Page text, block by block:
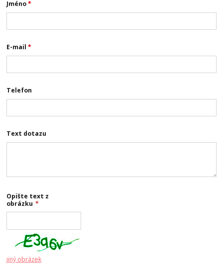
Jméno*
E-mail*
Telefon
Text dotazu
Opište text z
obrázku *
jiný obrázek